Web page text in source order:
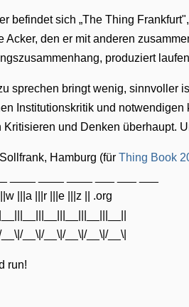
befindet sich „The Thing
Acker, den er mit anderen
produziert
sprechen bringt wenig, sinnvoller
Institutionskritik und
Kritisieren und Denken überhaupt.
Hamburg (fürThing Book
|||a |||r |||e |||z || .org
__\|/__\|/__\|/__\|/__\|/__\|
run!